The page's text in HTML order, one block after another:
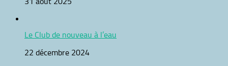
Le Club de nouveau à l’eau
22 décembre 2024